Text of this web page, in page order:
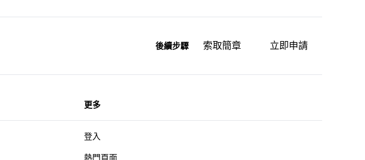
後續步驟 索取簡章 立即申請
更多
登入
熱門頁面